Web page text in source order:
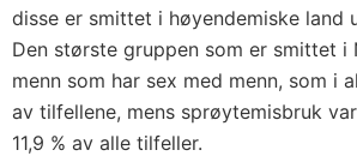
disse er smittet i høyendemiske land
Den største gruppen som er smittet i
menn som har sex med menn, som i
av tilfellene, mens sprøytemisbruk
11,9 % av alle tilfeller.